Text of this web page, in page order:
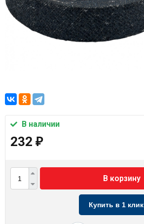
В наличии
232 ₽
В корзину
Купить в 1 клик